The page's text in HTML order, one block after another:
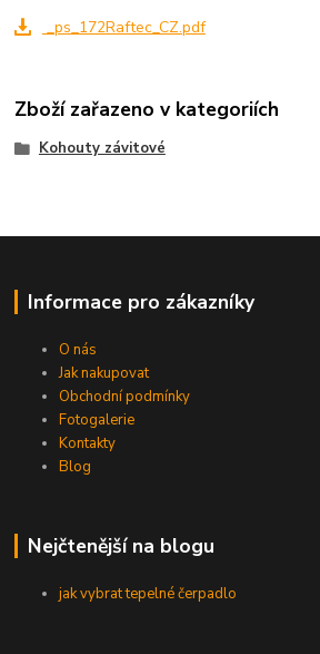
_ps_172Raftec_CZ.pdf
Zboží zařazeno v kategoriích
Kohouty závitové
Informace pro zákazníky
O nás
Jak nakupovat
Obchodní podmínky
Fotogalerie
Kontakty
Blog
Nejčtenější na blogu
jak vybrat tepelné čerpadlo